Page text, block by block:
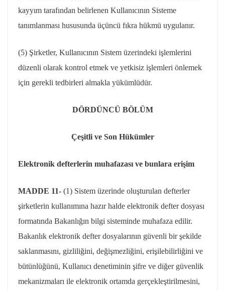
kayyım tarafından belirlenen Kullanıcının Sisteme
tanımlanması hususunda üçüncü fıkra hükmü uygulanır.
(5) Şirketler, Kullanıcının Sistem üzerindeki işlemlerini
düzenli olarak kontrol etmek ve yetkisiz işlemleri önlemek
için gerekli tedbirleri almakla yükümlüdür.
DÖRDÜNCÜ BÖLÜM
Çeşitli ve Son Hükümler
Elektronik defterlerin muhafazası ve bunlara erişim
MADDE 11- (1) Sistem üzerinde oluşturulan defterler
şirketlerin kullanımına hazır halde elektronik defter dosyası
formatında Bakanlığın bilgi sisteminde muhafaza edilir.
Bakanlık elektronik defter dosyalarının güvenli bir şekilde
saklanmasını, gizliliğini, değişmezliğini, erişilebilirliğini ve
bütünlüğünü, Kullanıcı denetiminin şifre ve diğer güvenlik
mekanizmaları ile elektronik ortamda gerçekleştirilmesini,